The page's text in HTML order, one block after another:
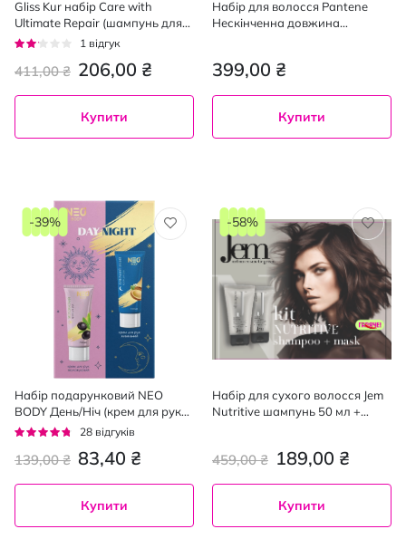
Gliss Kur набір Care with
Ultimate Repair (шампунь для
волосся, 400 мл+бальзам для
волосся, 200 мл)
Рейтинг:
1 відгук
206,00 ₴
411,00 ₴
Купити
Набір для волосся Pantene
Нескінченна довжина
399,00 ₴
Купити
Набір подарунковий NEO
BODY День/Ніч (крем для рук
зволожуючий 75 мл + крем
для рук живильний 75 мл)
Рейтинг:
28 відгуків
83,40 ₴
139,00 ₴
-39%
Купити
Набір для сухого волосся Jem
Nutritive шампунь 50 мл +
189,00 ₴
459,00 ₴
-58%
Купити